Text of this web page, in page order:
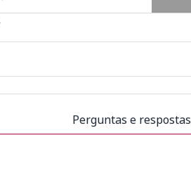
Perguntas e respostas